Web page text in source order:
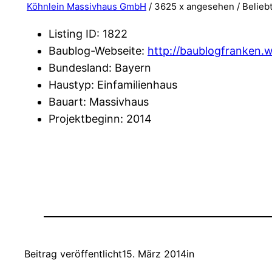
Köhnlein Massivhaus GmbH / 3625 x angesehen / Beliebt
Listing ID: 1822
Baublog-Webseite: http://
Bundesland: Bayern
Haustyp: Einfamilienhaus
Bauart: Massivhaus
Projektbeginn: 2014
Beitrag veröffentlicht15. März 2014in